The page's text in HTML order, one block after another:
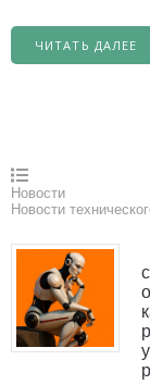
ЧИТАТЬ ДАЛЕЕ
Новости
Новости